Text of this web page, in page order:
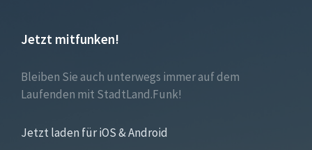
Jetzt mitfunken!
Bleiben Sie auch unterwegs immer auf dem
Laufenden mit StadtLand.Funk!
Jetzt laden für iOS & Android